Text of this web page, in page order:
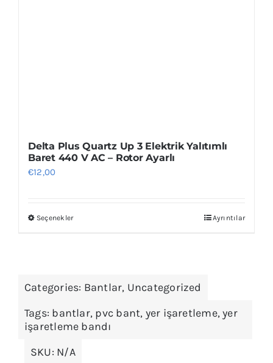
Delta Plus Quartz Up 3 Elektrik Yalıtımlı
Baret 440 V AC – Rotor Ayarlı
€12,00
SeçeneklerBu
varyasyonu
Seçenekler
sayfasından
Ayrıntılar
Categories: Bantlar, Uncategorized
Tags: bantlar, pvc bant, yer işaretleme,yer
işaretleme bandı
SKU: N/A